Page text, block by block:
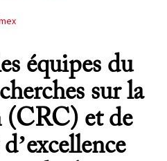
équipes du
sur la
(CRC) et de